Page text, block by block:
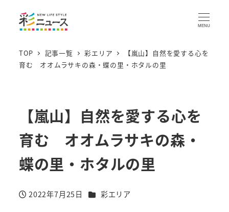
MENU
TOP 記事一覧 彩エリア
【嵐山】自然を愛する心を
育む オオムラサキの森・蝶の里・ホタルの里
【嵐山】自然を愛する心を
育む オオムラサキの森・
蝶の里・ホタルの里
投稿日
2022年7月25日 カテゴリー
彩エリア